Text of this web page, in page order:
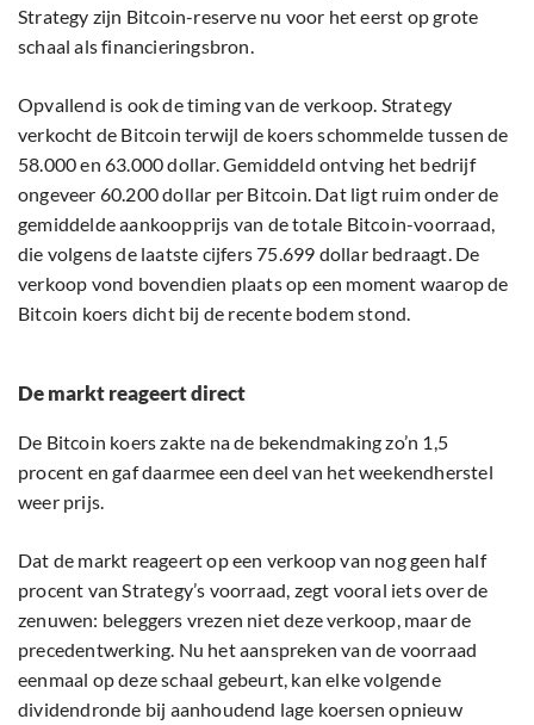
Strategy zijn Bitcoin-reserve nu voor het eerst op grote
schaal als financieringsbron.
Opvallend is ook de timing van de verkoop. Strategy
verkocht de Bitcoin terwijl de koers schommelde tussen de
58.000 en 63.000 dollar. Gemiddeld ontving het bedrijf
ongeveer 60.200 dollar per Bitcoin. Dat ligt ruim onder de
gemiddelde aankoopprijs van de totale Bitcoin-voorraad,
die volgens de laatste cijfers 75.699 dollar bedraagt. De
verkoop vond bovendien plaats op een moment waarop de
Bitcoin koers dicht bij de recente bodem stond.
De markt reageert direct
De Bitcoin koers zakte na de bekendmaking zo’n 1,5
procent en gaf daarmee een deel van het weekendherstel
weer prijs.
Dat de markt reageert op een verkoop van nog geen half
procent van Strategy’s voorraad, zegt vooral iets over de
zenuwen: beleggers vrezen niet deze verkoop, maar de
precedentwerking. Nu het aanspreken van de voorraad
eenmaal op deze schaal gebeurt, kan elke volgende
dividendronde bij aanhoudend lage koersen opnieuw